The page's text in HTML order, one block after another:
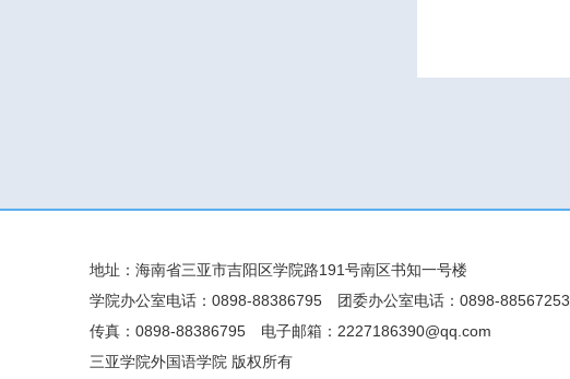
地址：海南省三亚市吉阳区学院路191号南区书知一号楼
学院办公室电话：0898-88386795
团委办公室电话：0898-88567253
传真：0898-88386795
电子邮箱：2227186390@qq.com
三亚学院外国语学院 版权所有